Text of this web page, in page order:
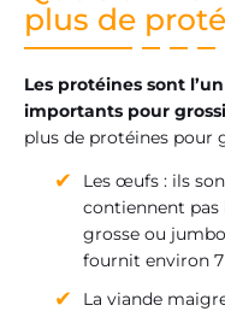
plus de
Les protéines sont
importants pour
plus de protéines pour
Les œufs : ils
contiennent pas
grosse ou
fournit environ
La viande